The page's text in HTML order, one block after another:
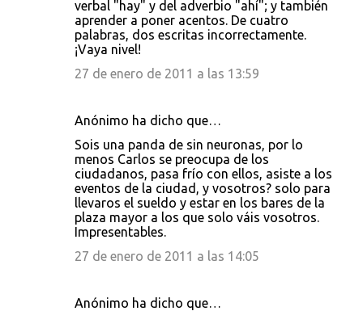
verbal "hay" y del adverbio "ahí"; y también
aprender a poner acentos. De cuatro
palabras, dos escritas incorrectamente.
¡Vaya nivel!
27 de enero de 2011 a las 13:59
Anónimo ha dicho que…
Sois una panda de sin neuronas, por lo
menos Carlos se preocupa de los
ciudadanos, pasa frío con ellos, asiste a los
eventos de la ciudad, y vosotros? solo para
llevaros el sueldo y estar en los bares de la
plaza mayor a los que solo váis vosotros.
Impresentables.
27 de enero de 2011 a las 14:05
Anónimo ha dicho que…